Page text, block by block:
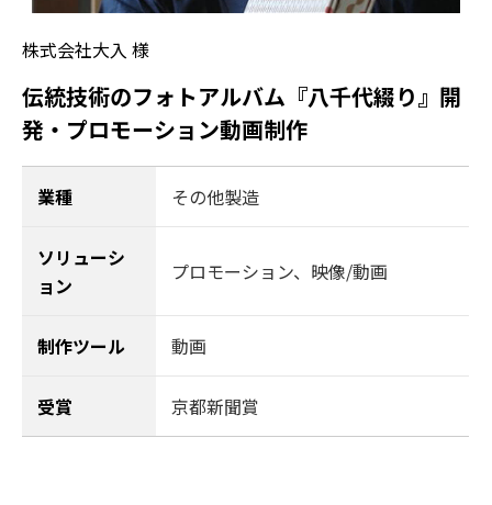
株式会社大入 様
伝統技術のフォトアルバム『八千代綴り』開
発・プロモーション動画制作
業種 その他製造
ソリューシ
ョン
プロモーション、 映像/動画
制作ツール 動画
受賞 京都新聞賞